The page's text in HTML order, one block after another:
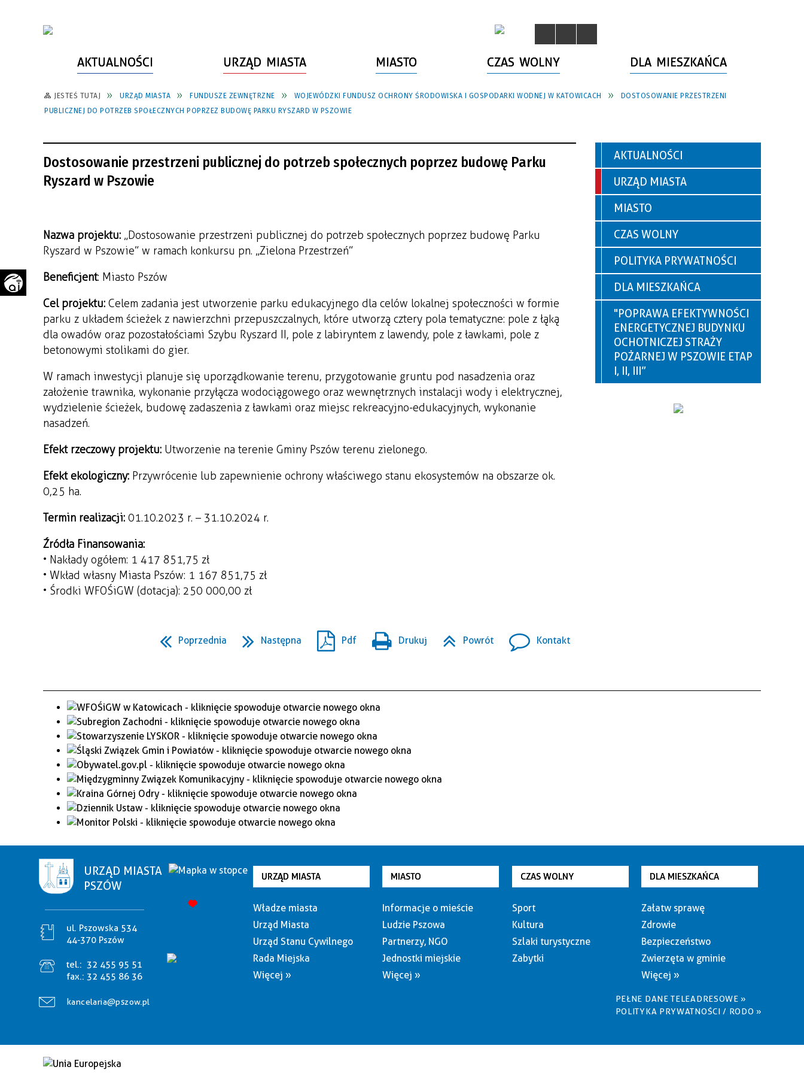
AKTUALNOŚCI URZĄD MIASTA
WŁADZE MIASTA
RADA MIEJSKA
FUNDUSZE ZEWNĘTRZNE
MIASTO
INFORMACJE O MIEŚCIE
JEDNOSTKI MIEJSKIE
POWIATOWY LIDER
PRZEDSIĘBIORCZOŚCI
WAŻNE TELEFONY
GAZETA SAMORZĄDOWA
"PSZOW.PL"
CZAS WOLNY
SPORT
ZABYTKI
DLA MIESZKAŃCA
ZAŁATW SPRAWĘ
ZWIERZĘTA W GMINIE
KOMUNIKACJA I TRANSPORT
PRZESTRZENNE
JESTEŚ TUTAJ URZĄD MIASTA FUNDUSZE ZEWNĘTRZNE WOJEWÓDZKI FUNDUSZ OCHRONY ŚRODOWISKA I GOSPODARKI WODNEJ W KATOWICACH
DOSTOSOWANIE PRZESTRZENI
PUBLICZNEJ DO POTRZEB SPOŁECZNYCH POPRZEZ BUDOWĘ PARKU RYSZARD W PSZOWIE
Dostosowanie przestrzeni publicznej do potrzeb społecznych poprzez budowę Parku
Ryszard w Pszowie
Nazwa projektu: „Dostosowanie przestrzeni publicznej do potrzeb społecznych poprzez budowę Parku
Ryszard w Pszowie” w ramach konkursu pn. „Zielona Przestrzeń”
Beneficjent: Miasto Pszów
Cel projektu: Celem zadania jest utworzenie parku edukacyjnego dla celów lokalnej społeczności w formie
parku z układem ścieżek z nawierzchni przepuszczalnych, które utworzą cztery pola tematyczne: pole z łąką
dla owadów oraz pozostałościami Szybu Ryszard II, pole z labiryntem z lawendy, pole z ławkami, pole z
betonowymi stolikami do gier.
W ramach inwestycji planuje się uporządkowanie terenu, przygotowanie gruntu pod nasadzenia oraz
założenie trawnika, wykonanie przyłącza wodociągowego oraz wewnętrznych instalacji wody i elektrycznej,
wydzielenie ścieżek, budowę zadaszenia z ławkami oraz miejsc rekreacyjno-edukacyjnych, wykonanie
nasadzeń.
Efekt rzeczowy projektu: Utworzenie na terenie Gminy Pszów terenu zielonego.
Efekt ekologiczny: Przywrócenie lub zapewnienie ochrony właściwego stanu ekosystemów na obszarze ok.
0,25 ha.
Termin realizacji: 01.10.2023 r. – 31.10.2024 r.
Źródła Finansowania:
• Nakłady ogółem: 1 417 851,75 zł
• Wkład własny Miasta Pszów: 1 167 851,75 zł
• Środki WFOŚiGW (dotacja): 250 000,00 zł
Poprzednia Następna Pdf Drukuj Powrót Kontakt
AKTUALNOŚCI
URZĄD MIASTA
MIASTO
CZAS WOLNY
POLITYKA PRYWATNOŚCI
DLA MIESZKAŃCA
"POPRAWA EFEKTYWNOŚCI
ENERGETYCZNEJ BUDYNKU
OCHOTNICZEJ STRAŻY
POŻARNEJ W PSZOWIE ETAP
I, II, III”
URZĄD MIASTA
PSZÓW
ul. Pszowska 534
44-370 Pszów
tel.: 32 455 95 51
fax.: 32 455 86 36
kancelaria@pszow.pl
URZĄD MIASTA
Władze miasta
Urząd Miasta
Urząd Stanu Cywilnego
Rada Miejska
Więcej »
MIASTO
Informacje o mieście
Ludzie Pszowa
Partnerzy, NGO
Jednostki miejskie
Więcej »
CZAS WOLNY
Sport
Kultura
Szlaki turystyczne
Zabytki
DLA MIESZKAŃCA
Załatw sprawę
Zdrowie
Bezpieczeństwo
Zwierzęta w gminie
Więcej »
PEŁNE DANE TELEADRESOWE »
POLITYKA PRYWATNOŚCI / RODO »